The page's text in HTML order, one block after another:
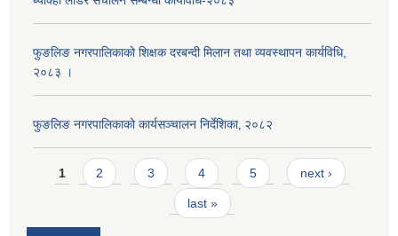
फुङलिङ नगरपालिकाको शिक्षक दरबन्दी मिलान तथा व्यवस्थापन कार्यविधि,
२०८३ ।
फुङलिङ नगरपालिकाको कार्यसञ्चालन निर्देशिका‚ २०८२
Pages
1 2 3 4 5 next ›
last »